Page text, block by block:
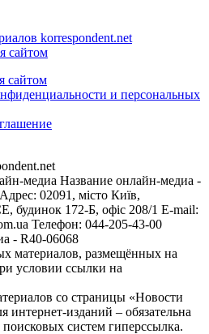
korrespondent.net
сайтом
сайтом
и персональных
медиа Название онлайн-медиа -
02091, місто Київ,
172-Б, офіс 208/1 E-mail:
Телефон: 044-205-43-00
- R40-06068
материалов, размещённых на
условии ссылки на
со страницы «Новости
изданий – обязательна
систем гиперссылка.